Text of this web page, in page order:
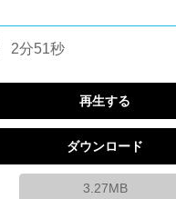
2分51秒
再生する
ダウンロード
3.27MB